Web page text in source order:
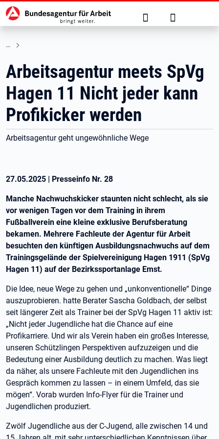
zu den Hauptinhalten springen
Hauptnavigation Suche Anmelden
Arbeitsagentur meets SpVg
Hagen 11 Nicht jeder kann
Profikicker werden
Arbeitsagentur geht ungewöhnliche Wege
27.05.2025 | Presseinfo Nr. 28
Manche Nachwuchskicker staunten nicht schlecht, als sie
vor wenigen Tagen vor dem Training in ihrem
Fußballverein eine kleine exklusive Berufsberatung
bekamen. Mehrere Fachleute der Agentur für Arbeit
besuchten den künftigen Ausbildungsnachwuchs auf dem
Trainingsgelände der Spielvereinigung Hagen 1911 (SpVg
Hagen 11) auf der Bezirkssportanlage Emst.
Die Idee, neue Wege zu gehen und „unkonventionelle“ Dinge
auszuprobieren. hatte Berater Sascha Goldbach, der selbst
seit längerer Zeit als Trainer bei der SpVg Hagen 11 aktiv ist:
„Nicht jeder Jugendliche hat die Chance auf eine
Profikarriere. Und wir als Verein haben ein großes Interesse,
unseren Schützlingen Perspektiven aufzuzeigen und die
Bedeutung einer Ausbildung deutlich zu machen. Was liegt
da näher, als unsere Fachleute mit den Jugendlichen ins
Gespräch kommen zu lassen – in einem Umfeld, das sie
mögen“. Vorab wurden Info-Flyer für die Trainer und
Jugendlichen produziert.
Zwölf Jugendliche aus der C-Jugend, alle zwischen 14 und